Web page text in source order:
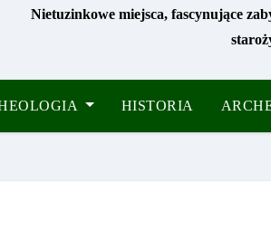
Nietuzinkowe miejsca, fascynujące
HISTORIA